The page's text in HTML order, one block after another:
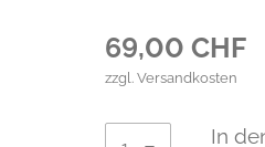
69,00 CHF
zzgl. Versandkosten
In